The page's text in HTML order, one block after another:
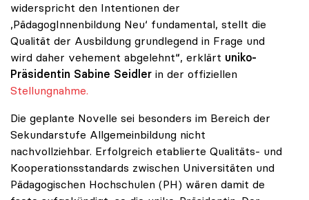
widerspricht den Intentionen der
,PädagogInnenbildung Neu‘ fundamental, stellt die
Qualität der Ausbildung grundlegend in Frage und
wird daher vehement abgelehnt“, erklärt uniko-
Präsidentin Sabine Seidler in der offiziellen
Stellungnahme.
Die geplante Novelle sei besonders im Bereich der
Sekundarstufe Allgemeinbildung nicht
nachvollziehbar. Erfolgreich etablierte Qualitäts- und
Kooperationsstandards zwischen Universitäten und
Pädagogischen Hochschulen (PH) wären damit de